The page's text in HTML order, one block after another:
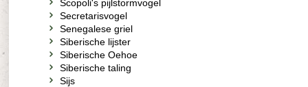
Scopoli's pijlstormvogel
Secretarisvogel
Senegalese griel
Siberische lijster
Siberische Oehoe
Siberische taling
Sijs